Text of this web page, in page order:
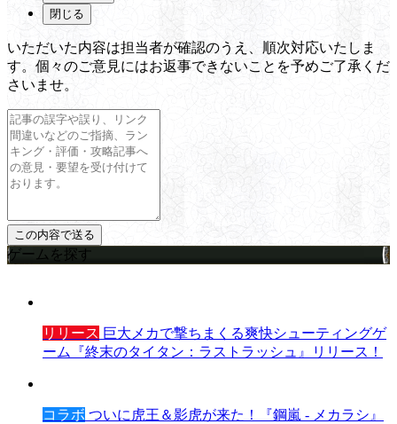
閉じる
いただいた内容は担当者が確認のうえ、順次対応いたしま
す。個々のご意見にはお返事できないことを予めご了承くだ
さいませ。
ゲームを探す
リリース 巨大メカで撃ちまくる爽快シューティングゲ
ーム『終末のタイタン：ラストラッシュ』リリース！
コラボ ついに虎王＆影虎が来た！『鋼嵐 - メカラシ』